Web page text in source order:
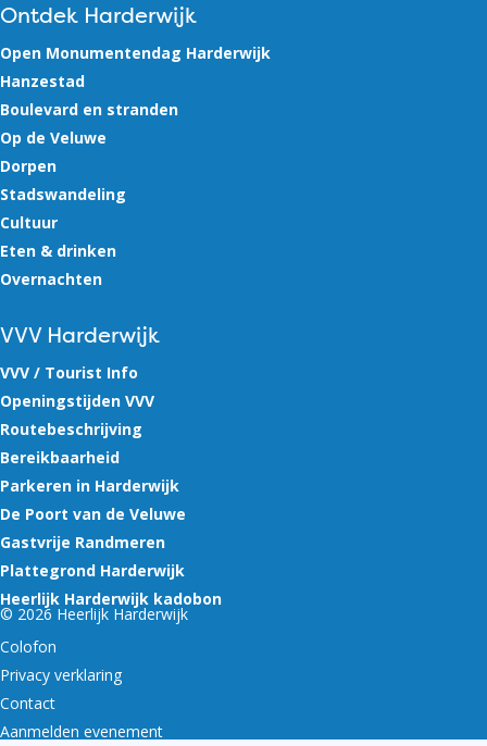
Ontdek Harderwijk
Open Monumentendag Harderwijk
Hanzestad
Boulevard en stranden
Op de Veluwe
Dorpen
Stadswandeling
Cultuur
Eten & drinken
Overnachten
VVV Harderwijk
VVV / Tourist Info
Openingstijden VVV
Routebeschrijving
Bereikbaarheid
Parkeren in Harderwijk
De Poort van de Veluwe
Gastvrije Randmeren
Plattegrond Harderwijk
Heerlijk Harderwijk kadobon
© 2026 Heerlijk Harderwijk
Colofon
Privacy verklaring
Contact
Aanmelden evenement